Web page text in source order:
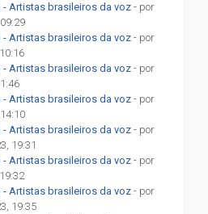
- Artistas brasileiros da voz - por
- Artistas brasileiros da voz - por
- Artistas brasileiros da voz - por
- Artistas brasileiros da voz - por
- Artistas brasileiros da voz - por
19:31
- Artistas brasileiros da voz - por
- Artistas brasileiros da voz - por
19:35